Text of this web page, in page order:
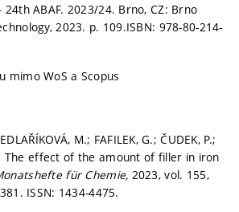
24th ABAF. 2023/24. Brno, CZ: Brno
2023. p. 109.ISBN: 978-80-214-
mimo WoS a Scopus
M.; FAFILEK, G.; ČUDEK, P.;
The effect of the amount of filler in iron
für Chemie, 2023, vol. 155,
ISSN: 1434-4475.